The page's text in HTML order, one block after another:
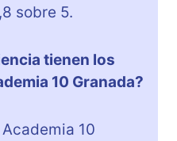
sobre 5.
tienen los
10 Granada?
10